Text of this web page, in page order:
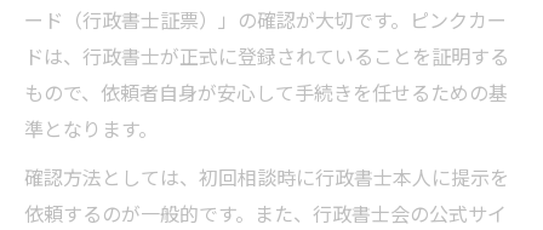
ード（行政書士証票）」の確認が大切です。ピンクカー
ドは、行政書士が正式に登録されていることを証明する
もので、依頼者自身が安心して手続きを任せるための基
準となります。
確認方法としては、初回相談時に行政書士本人に提示を
依頼するのが一般的です。また、行政書士会の公式サイ